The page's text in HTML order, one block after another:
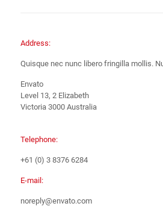
Address:
Quisque nec nunc libero fringilla mollis.
Envato
Level 13, 2 Elizabeth
Victoria 3000 Australia
Telephone:
+61 (0) 3 8376 6284
E-mail:
noreply@envato.com